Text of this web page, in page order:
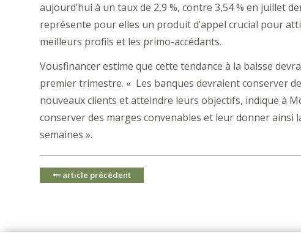
aujourd’hui à un taux de 2,9 %, contre 3,54 % en juillet
représente pour elles un produit d’appel crucial pour
meilleurs profils et les primo-accédants.
Vousfinancer estime que cette tendance à la baisse
premier trimestre. « Les banques devraient conserver
nouveaux clients et atteindre leurs objectifs, indique à
conserver des marges convenables et leur donner
semaines ».
article précédent